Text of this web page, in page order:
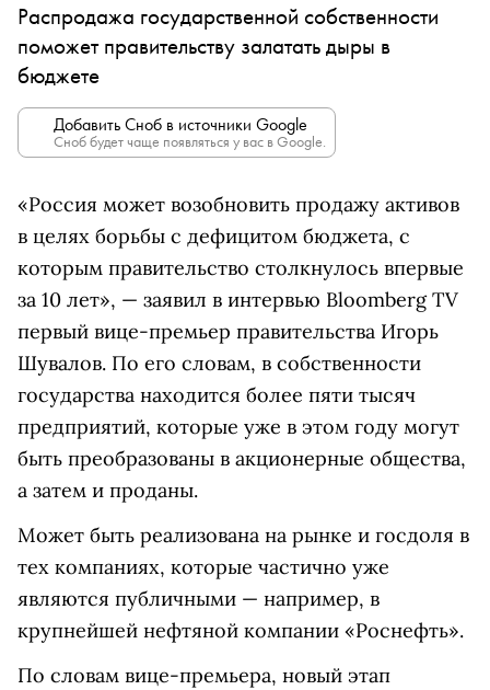
Распродажа государственной собственности
поможет правительству залатать дыры в
бюджете
Добавить Сноб в источники Google
Сноб будет чаще появляться у вас в Google.
«Россия может возобновить продажу активов
в целях борьбы с дефицитом бюджета, с
которым правительство столкнулось впервые
за 10 лет», — заявил в интервью Bloomberg TV
первый вице-премьер правительства Игорь
Шувалов. По его словам, в собственности
государства находится более пяти тысяч
предприятий, которые уже в этом году могут
быть преобразованы в акционерные общества,
а затем и проданы.
Может быть реализована на рынке и госдоля в
тех компаниях, которые частично уже
являются публичными — например, в
крупнейшей нефтяной компании «Роснефть».
По словам вице-премьера, новый этап